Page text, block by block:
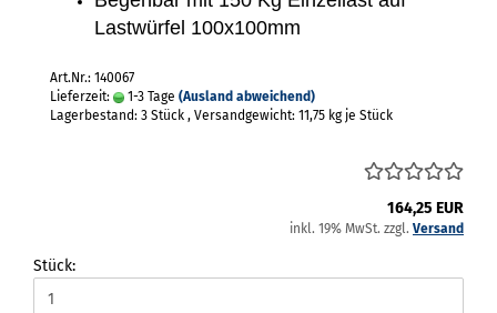
Lastwürfel 100x100mm
Art.Nr.: 140067
Lieferzeit:
1-3 Tage (Ausland abweichend)
Lagerbestand: 3 Stück , Versandgewicht: 11,75 kg je Stück
164,25 EUR
inkl. 19% MwSt. zzgl. Versand
Stück: